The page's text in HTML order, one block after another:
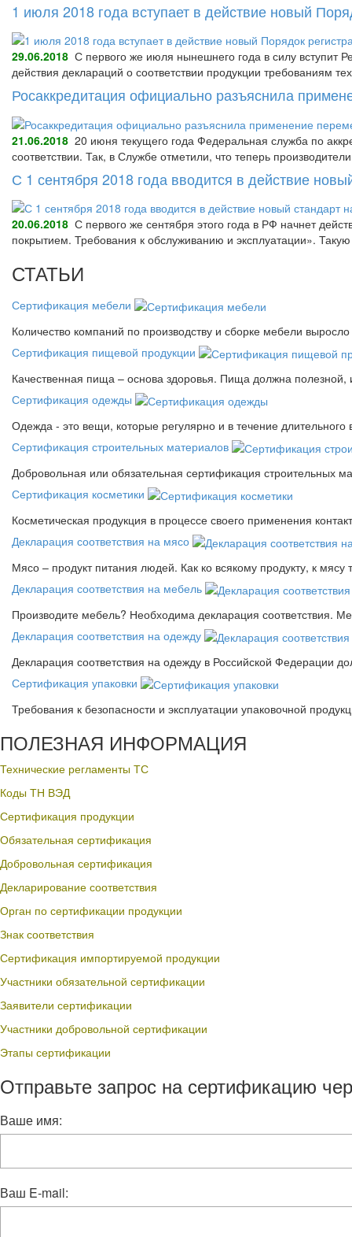
1 июля 2018 года вступает в действие новый
29.06.2018 С первого же июля нынешнего года в силу вступит
действия деклараций о соответствии продукции требованиям
Росаккредитация официально разъяснила
21.06.2018 20 июня текущего года Федеральная служба по
соответствии. Так, в Службе отметили, что теперь
С 1 сентября 2018 года вводится в действие
20.06.2018 С первого же сентября этого года в РФ начнет
покрытием. Требования к обслуживанию и эксплуатации».
СТАТЬИ
Сертификация мебели
Количество компаний по производству и сборке мебели
Сертификация пищевой продукции
Качественная пища – основа здоровья. Пища должна
Сертификация одежды
Одежда - это вещи, которые регулярно и в течение
Сертификация строительных материалов
Добровольная или обязательная сертификация строительных
Сертификация косметики
Косметическая продукция в процессе своего применения
Декларация соответствия на мясо
Мясо – продукт питания людей. Как ко всякому продукту, к мясу
Декларация соответствия на мебель
Производите мебель? Необходима декларация соответствия.
Декларация соответствия на одежду
Декларация соответствия на одежду в Российской Федерации
Сертификация упаковки
Требования к безопасности и эксплуатации упаковочной
ПОЛЕЗНАЯ ИНФОРМАЦИЯ
Технические регламенты ТС
Коды ТН ВЭД
Сертификация продукции
Обязательная сертификация
Добровольная сертификация
Декларирование соответствия
Орган по сертификации продукции
Знак соответствия
Сертификация импортируемой продукции
Участники обязательной сертификации
Заявители сертификации
Участники добровольной сертификации
Этапы сертификации
Отправьте запрос на сертификацию
Ваше имя:
Ваш E-mail: